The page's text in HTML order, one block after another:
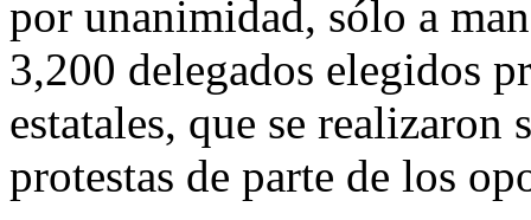
por unanimidad, sólo a
3,200 delegados elegidos
estatales, que se
protestas de parte de los